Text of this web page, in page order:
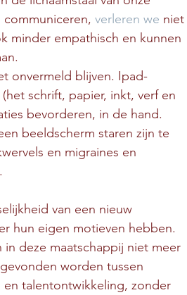
verleren we niet
minder empathisch en kunnen
onvermeld blijven. Ipad-
schrift, papier, inkt, verf en
bevorderen, in de hand.
beeldscherm staren zijn te
en migraines en
van een nieuw
hun eigen motieven hebben.
deze maatschappij niet meer
worden tussen
talentontwikkeling, zonder